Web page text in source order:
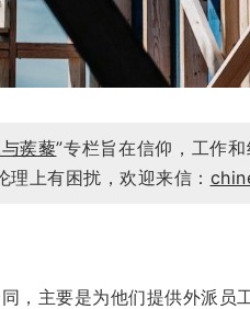
蒺藜”专栏旨在信仰，工作
上有困扰，欢迎来信：
，主要是为他们提供外派